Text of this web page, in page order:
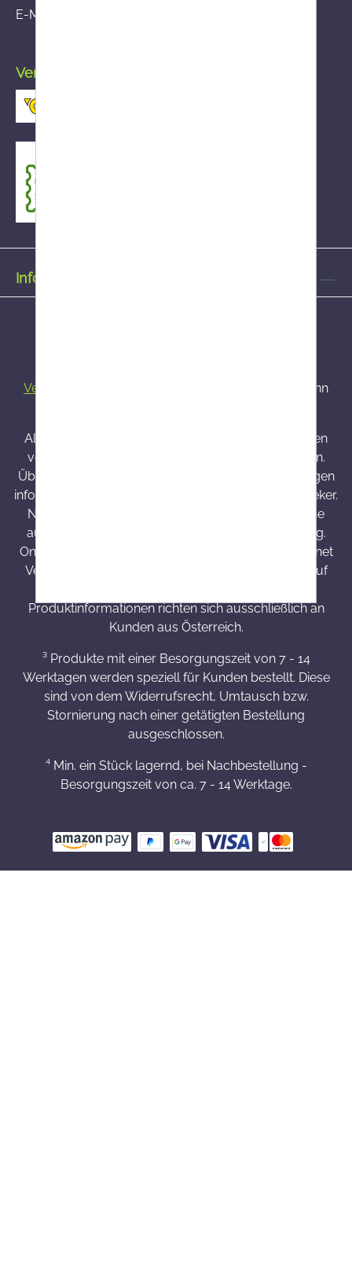
E-Mail:
Versand durch die österreichische Post
Informationen
Versandkosten
und ggf. Nachnahmegebühren, wenn
Alle bei Onlineapo angebotenen Arzneimittel werden
von Österreich versendet und sind dort zugelassen.
Über Wirkung und mögliche unerwünschte Wirkungen
informieren Gebrauchsinformation, Arzt oder Apotheker.
Nahrungsergänzungsmittel sind kein Ersatz für eine
ausgewogene und abwechslungsreiche Ernährung.
Onlineapo.at ist eine in Österreich zugelassene Internet
Versandapotheke mit Hauptsitz in Österreich. Die auf
Produktinformationen richten sich ausschließlich an
Kunden aus Österreich.
³ Produkte mit einer Besorgungszeit von 7 - 14
Werktagen werden speziell für Kunden bestellt. Diese
sind von dem Widerrufsrecht, Umtausch bzw.
Stornierung nach einer getätigten Bestellung
ausgeschlossen.
⁴ Min. ein Stück lagernd, bei Nachbestellung -
Besorgungszeit von ca. 7 - 14 Werktage.